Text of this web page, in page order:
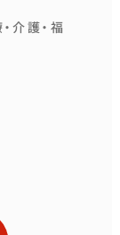
介護・福